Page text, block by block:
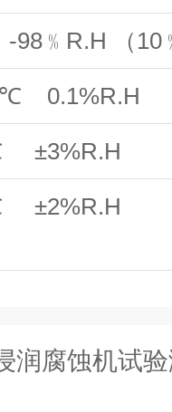
-98﹪R.H （
0.1%R.H
±3%R.H
±2%R.H
润腐蚀机试